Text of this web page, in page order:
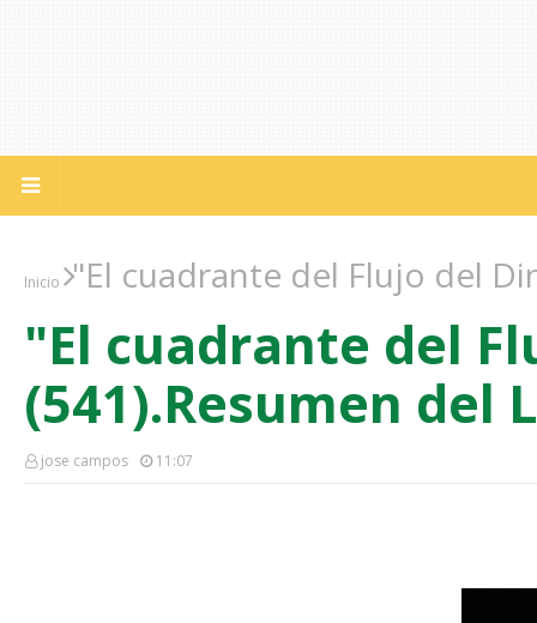
Inicio "El cuadrante del Flujo del
"El cuadrante del
(541).Resumen del
jose campos 11:07